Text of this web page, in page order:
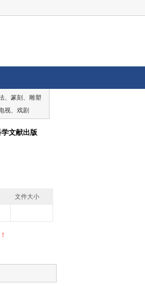
、篆刻、雕塑
视、戏剧
文献出版
文件大小